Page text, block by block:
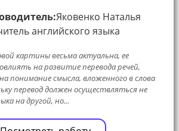
Яковенко Наталья
английского языка
картины весьма актуальна, ее
на развитие перевода речей,
понимание смысла, вложенного в слова
перевод должен осуществляться не
на другой, но...